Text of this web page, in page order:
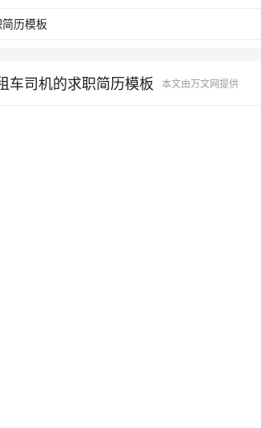
车司机的求职简历模板 本文由万文网提供